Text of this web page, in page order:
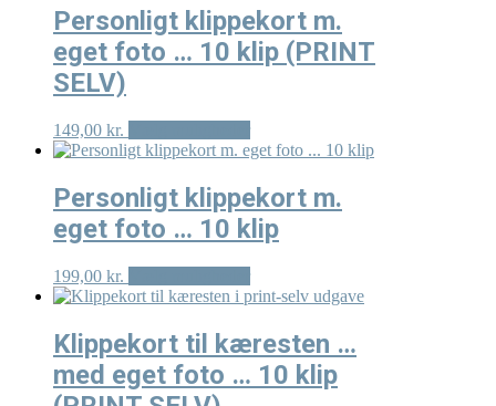
Personligt klippekort m.
eget foto … 10 klip (PRINT
SELV)
149,00 kr.
Dette
vare
flere
varianter.
Mulighederne
kan
vælges
på
varesiden
Personligt klippekort m.
eget foto … 10 klip
199,00 kr.
Dette
vare
flere
varianter.
Mulighederne
kan
Klippekort til kæresten …
med eget foto … 10 klip